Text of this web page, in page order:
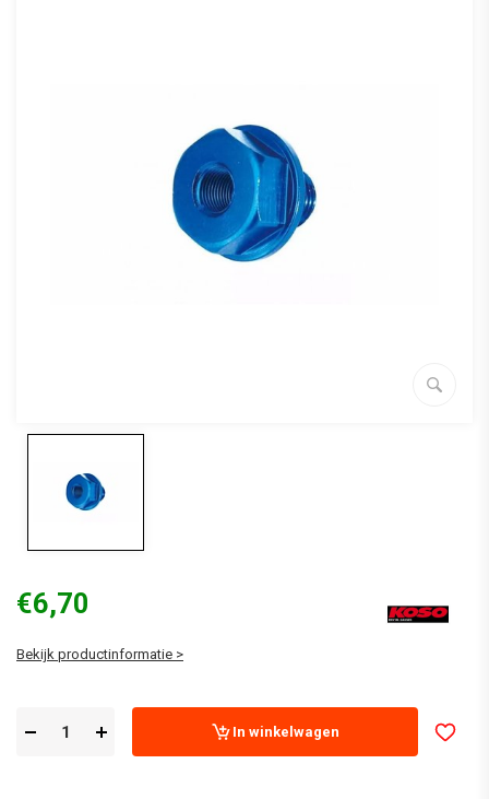
€6,70
Bekijk productinformatie >
In winkelwagen